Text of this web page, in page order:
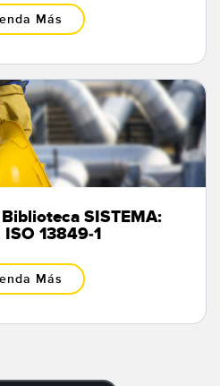
Más
SISTEMA:
ISO 13849-1
Más